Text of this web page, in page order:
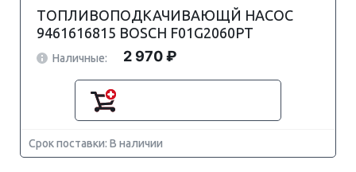
ТОПЛИВОПОДКАЧИВАЮЩЙ НАСОС
9461616815 BOSCH F01G2060PT
Наличные: 2 970 ₽
Срок поставки: В наличии